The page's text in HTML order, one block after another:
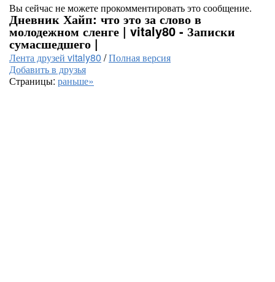
Вы сейчас не можете прокомментировать это сообщение.
Дневник Хайп: что это за слово в
молодежном сленге | vitaly80 - Записки
сумасшедшего |
Лента друзей vitaly80 /Полная версия
Добавить в друзья
Страницы: раньше»